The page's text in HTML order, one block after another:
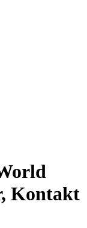
Kontakt